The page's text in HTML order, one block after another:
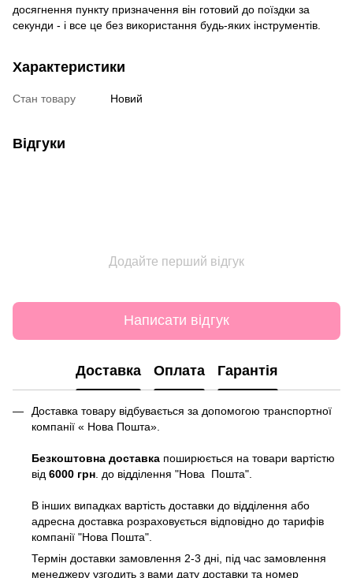
досягнення пункту призначення він готовий до поїздки за
секунди - і все це без використання будь-яких інструментів.
Характеристики
Стан товару Новий
Відгуки
Додайте перший відгук
Написати відгук
Доставка Оплата Гарантія
Доставка товару відбувається за допомогою транспортної
компанії « Нова Пошта».
Безкоштовна доставка поширюється на товари вартістю
від 6000 грн . до відділення "Нова Пошта".
В інших випадках вартість доставки до відділення або
адресна доставка розраховується відповідно до тарифів
компанії "Нова Пошта".
Термін доставки замовлення 2-3 дні, під час замовлення
менеджеру узгодить з вами дату доставки та номер